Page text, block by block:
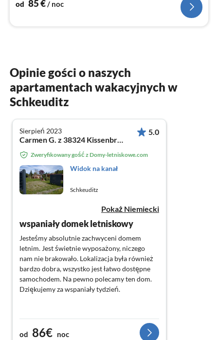
od 85€ / noc
Opinie gości o naszych
apartamentach wakacyjnych w
Schkeuditz
Sierpień 2023 5.0
Zweryfikowany gość z Domy-letniskowe.com
Widok na kanał
Schkeuditz
Pokaż Niemiecki
wspaniały domek letniskowy
Jesteśmy absolutnie zachwyceni domem
letnim. Jest świetnie wyposażony, niczego
nam nie brakowało. Lokalizacja była również
bardzo dobra, wszystko jest łatwo dostępne
samochodem. Na pewno polecamy ten dom.
Dziękujemy za wspaniały tydzień.
od 86€ noc